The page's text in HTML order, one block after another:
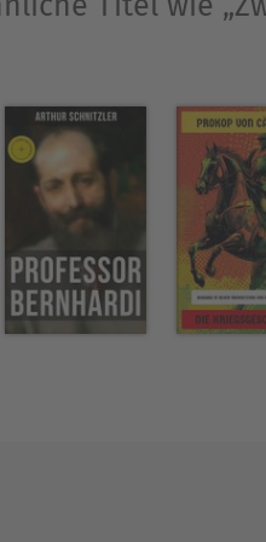
Gewissen und
Eine
Autoren
Kontext
und bietet